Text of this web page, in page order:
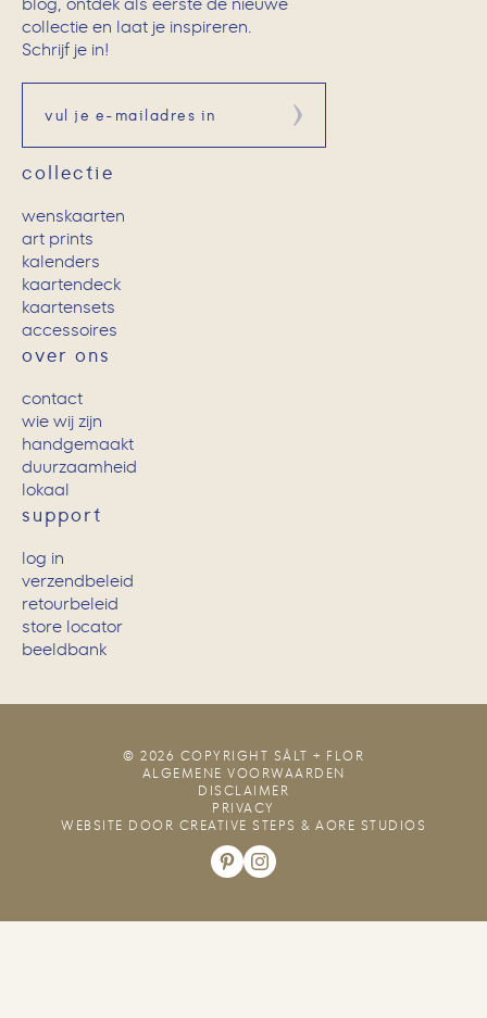
collectie en laat je inspireren.
Schrijf je in!
Aanmelden
collectie
wenskaarten
art prints
kalenders
kaartendeck
kaartensets
accessoires
over ons
contact
wie wij zijn
handgemaakt
duurzaamheid
lokaal
support
log in
verzendbeleid
retourbeleid
store locator
beeldbank
© 2026 COPYRIGHT SÂLT + FLOR
ALGEMENE VOORWAARDEN
DISCLAIMER
PRIVACY
WEBSITE DOOR CREATIVE STEPS & AORE STUDIOS